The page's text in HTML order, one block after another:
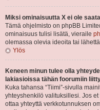
Miksi ominaisuutta X ei ole
Tämä ohjelmisto on phpBB
ominaisuus tulisi lisätä, vieraile
olemassa olevia ideoita tai
Ylös
Keneen minun tulee olla
lakiasioissa tähän foorumiin
Kuka tahansa “Tiimi”-sivulla
yhteyshenkilö valituksillesi. Jos
ottaa yhteyttä verkkotunnuksen